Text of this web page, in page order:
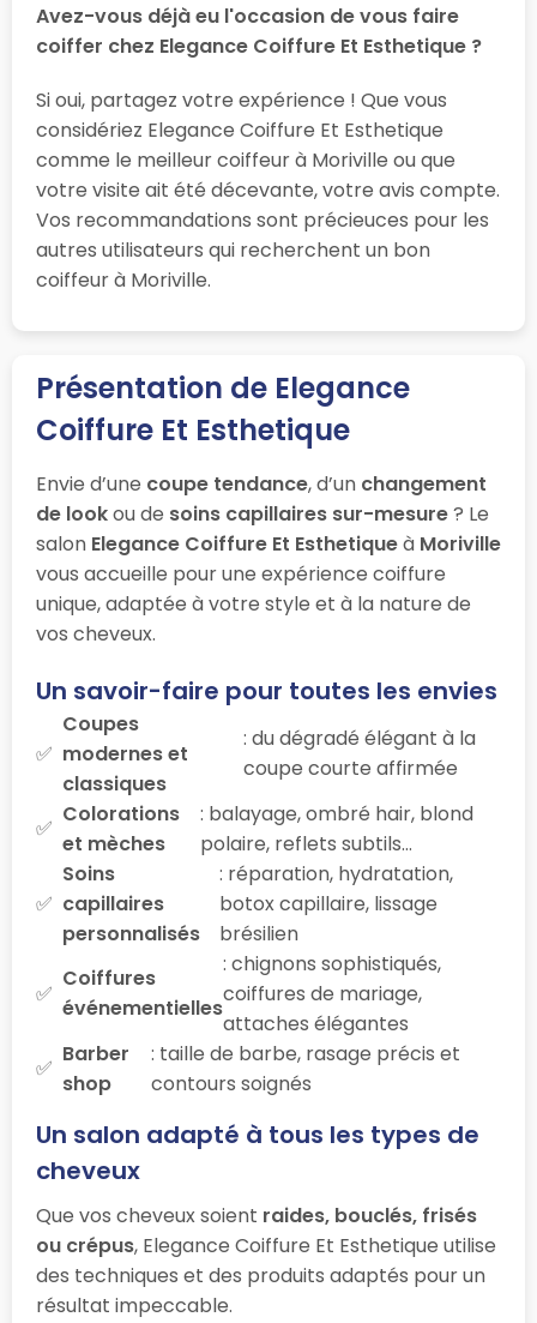
Avez-vous déjà eu l'occasion de vous faire
coiffer chez Elegance Coiffure Et Esthetique ?
Si oui, partagez votre expérience ! Que vous
considériez Elegance Coiffure Et Esthetique
comme le meilleur coiffeur à Moriville ou que
votre visite ait été décevante, votre avis compte.
Vos recommandations sont précieuces pour les
autres utilisateurs qui recherchent un bon
coiffeur à Moriville.
Présentation de Elegance
Coiffure Et Esthetique
Envie d’une coupe tendance, d’un changement
de lookou de soins capillaires sur-mesure? Le
salon Elegance Coiffure Et Esthetiqueà Moriville
vous accueille pour une expérience coiffure
unique, adaptée à votre style et à la nature de
vos cheveux.
Un savoir-faire pour toutes les envies
Coupes
modernes et
classiques
: du dégradé élégant à la
coupe courte affirmée
Colorations
et mèches
: balayage, ombré hair, blond
polaire, reflets subtils…
Soins
capillaires
personnalisés
: réparation, hydratation,
botox capillaire, lissage
brésilien
Coiffures
événementielles
: chignons sophistiqués,
coiffures de mariage,
attaches élégantes
Barber
shop
: taille de barbe, rasage précis et
contours soignés
Un salon adapté à tous les types de
cheveux
Que vos cheveux soient raides, bouclés, frisés
ou crépus, Elegance Coiffure Et Esthetique utilise
des techniques et des produits adaptés pour un
résultat impeccable.